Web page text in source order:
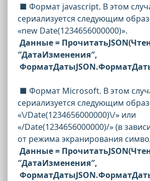
■ Формат jаvascript. В этом
сериализуется следующим
«new Date(1234656000000)».
Данные =
″ДатаИзменения″,
■ Формат Microsoft. В этом
сериализуется следующим
«\/Date(1234656000000)\/» или
«/Date(1234656000000)/» (в
от режима экранирования
Данные =
″ДатаИзменения″,